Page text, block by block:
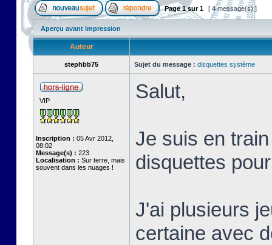
Page1sur1 [ 4 message(s) ]
Aperçu avant impression
Auteur
stephbb75 Sujet du message : disquettes système
VIP
Inscription : 05 Avr 2012,
08:02
Message(s) : 223
Localisation : Sur terre, mais
souvent dans les nuages !
Salut,
Je suis en
disquettes
J'ai plusieurs
certaine avec